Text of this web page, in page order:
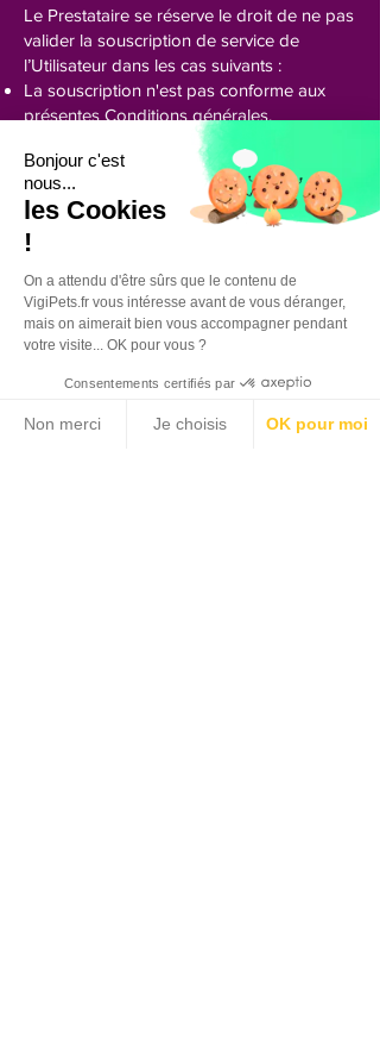
Le Prestataire se réserve le droit de ne pas
valider la souscription de service de
l’Utilisateur dans les cas suivants :
La souscription n'est pas conforme aux
présentes Conditions générales,
Les quantités de services souscrits ne
correspondent pas à un usage normal
d'un Utilisateur agissant en tant que
particulier, et/ou non professionnel,
Litige antérieur entre l’Utilisateur et le
Utilisateur juridiquement incapable (mineur
non émancipé, majeur soumis à une
procédure de protection juridique).
En outre, le Prestataire se réserve le droit
de retirer l’annonce de l’Utilisateur ou de
refuser de publier son annonce dans les
Bonjour c'est
nous...
les Cookies
!
On a attendu d'être sûrs que le contenu de
VigiPets.fr vous intéresse avant de vous déranger,
mais on aimerait bien vous accompagner pendant
votre visite... OK pour vous ?
Consentements certifiés par
Non merci Je choisis OK pour moi